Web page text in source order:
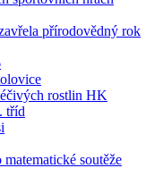
přírodovědný rok
rostlin HK
tříd
soutěže